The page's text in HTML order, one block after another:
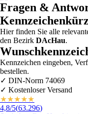
Fragen &
Hier finden Sie alle
den Bezirk DAcHau.
Kennzeichen eingeben,
bestellen.
✓ DIN-Norm 74069
✓ Kostenloser Versand
★★★★★
4,8/5(63.296)